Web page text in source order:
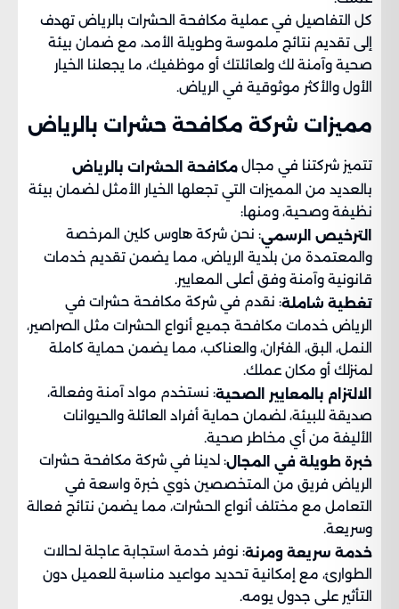
كل التفاصيل في عملية مكافحة الحشرات بالرياض تهدف
إلى تقديم نتائج ملموسة وطويلة الأمد، مع ضمان بيئة
صحية وآمنة لك ولعائلتك أو موظفيك، ما يجعلنا الخيار
الأول والأكثر موثوقية في الرياض.
مميزات شركة مكافحة حشرات بالرياض
تتميز شركتنا في مجال مكافحة الحشرات بالرياض
بالعديد من المميزات التي تجعلها الخيار الأمثل لضمان بيئة
نظيفة وصحية، ومنها:
الترخيص الرسمي: نحن شركة هاوس كلين المرخصة
والمعتمدة من بلدية الرياض، مما يضمن تقديم خدمات
قانونية وآمنة وفق أعلى المعايير.
تغطية شاملة: نقدم في شركة مكافحة حشرات في
الرياض خدمات مكافحة جميع أنواع الحشرات مثل الصراصير،
النمل، البق، الفئران، والعناكب، مما يضمن حماية كاملة
لمنزلك أو مكان عملك.
الالتزام بالمعايير الصحية: نستخدم مواد آمنة وفعالة،
صديقة للبيئة، لضمان حماية أفراد العائلة والحيوانات
الأليفة من أي مخاطر صحية.
خبرة طويلة في المجال: لدينا في شركة مكافحة حشرات
الرياض فريق من المتخصصين ذوي خبرة واسعة في
التعامل مع مختلف أنواع الحشرات، مما يضمن نتائج فعالة
وسريعة.
خدمة سريعة ومرنة: نوفر خدمة استجابة عاجلة لحالات
الطوارئ، مع إمكانية تحديد مواعيد مناسبة للعميل دون
التأثير على جدول يومه.